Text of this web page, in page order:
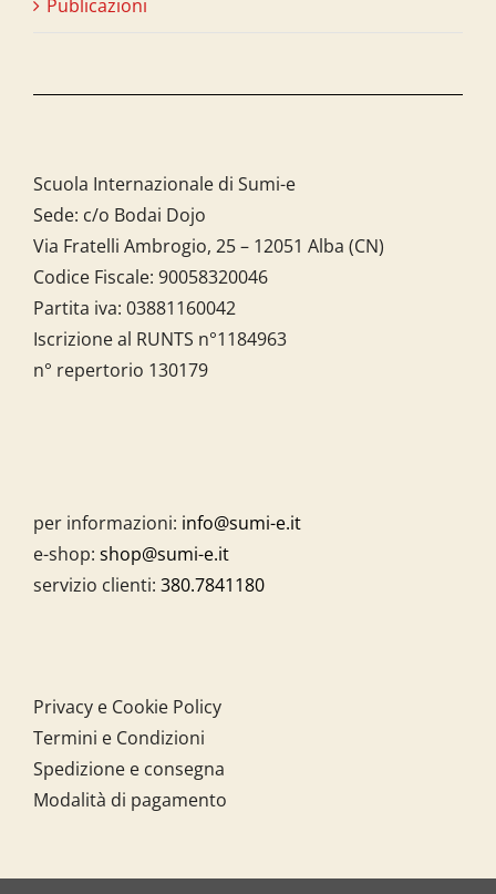
Publicazioni
Scuola Internazionale di Sumi-e
Sede: c/o Bodai Dojo
Via Fratelli Ambrogio, 25 – 12051 Alba (CN)
Codice Fiscale: 90058320046
Partita iva: 03881160042
Iscrizione al RUNTS n°1184963
n° repertorio 130179
per informazioni: info@sumi-e.it
e-shop: shop@sumi-e.it
servizio clienti: 380.7841180
Privacy e Cookie Policy
Termini e Condizioni
Spedizione e consegna
Modalità di pagamento